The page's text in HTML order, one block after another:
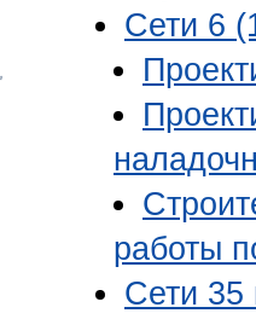
Сети 6
работы
Сети 35